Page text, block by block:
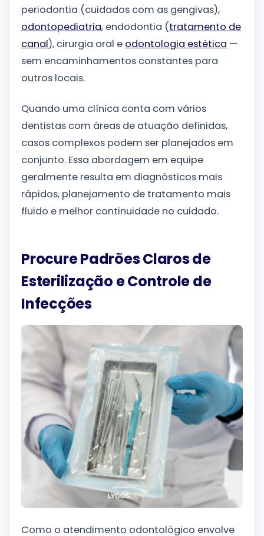
periodontia (cuidados com as gengivas),
odontopediatria, endodontia (tratamento de
canal), cirurgia oral e odontologia estética —
sem encaminhamentos constantes para
outros locais.
Quando uma clínica conta com vários
dentistas com áreas de atuação definidas,
casos complexos podem ser planejados em
conjunto. Essa abordagem em equipe
geralmente resulta em diagnósticos mais
rápidos, planejamento de tratamento mais
fluido e melhor continuidade no cuidado.
Procure Padrões Claros de
Esterilização e Controle de
Infecções
Como o atendimento odontológico envolve